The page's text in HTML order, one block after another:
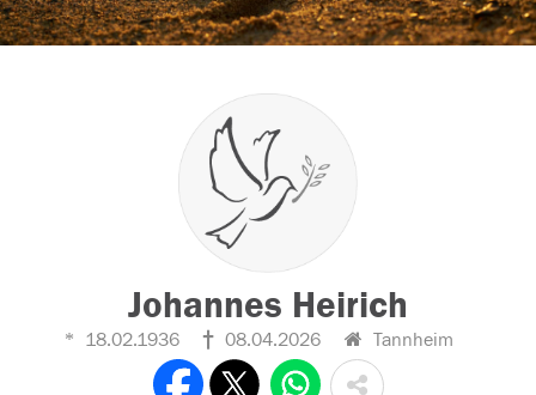
Johannes Heirich
18.02.1936 08.04.2026 Tannheim